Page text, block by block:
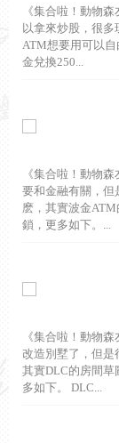
《集合啦！動物
以拿來炒股，很
ATM想要用可以
金兌換250...
《集合啦！動物
要和金融有關，但
麽，其實波金
鎖，更多如下。...
《集合啦！動物
改造別墅了，但是
其實DLC的房間草
多如下。 DLC...